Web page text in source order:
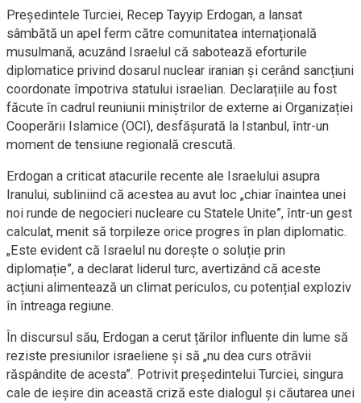
Președintele Turciei, Recep Tayyip Erdogan, a lansat
sâmbătă un apel ferm către comunitatea internațională
musulmană, acuzând Israelul că sabotează eforturile
diplomatice privind dosarul nuclear iranian și cerând sancțiuni
coordonate împotriva statului israelian. Declarațiile au fost
făcute în cadrul reuniunii miniștrilor de externe ai Organizației
Cooperării Islamice (OCI), desfășurată la Istanbul, într-un
moment de tensiune regională crescută.
Erdogan a criticat atacurile recente ale Israelului asupra
Iranului, subliniind că acestea au avut loc „chiar înaintea unei
noi runde de negocieri nucleare cu Statele Unite”, într-un gest
calculat, menit să torpileze orice progres în plan diplomatic.
„Este evident că Israelul nu dorește o soluție prin
diplomație”, a declarat liderul turc, avertizând că aceste
acțiuni alimentează un climat periculos, cu potențial exploziv
în întreaga regiune.
În discursul său, Erdogan a cerut țărilor influente din lume să
reziste presiunilor israeliene și să „nu dea curs otrăvii
răspândite de acesta”. Potrivit președintelui Turciei, singura
cale de ieșire din această criză este dialogul și căutarea unei